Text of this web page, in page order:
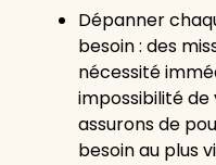
Dépanner
besoin : des
nécessité
impossibilité de
assurons de
besoin au plus